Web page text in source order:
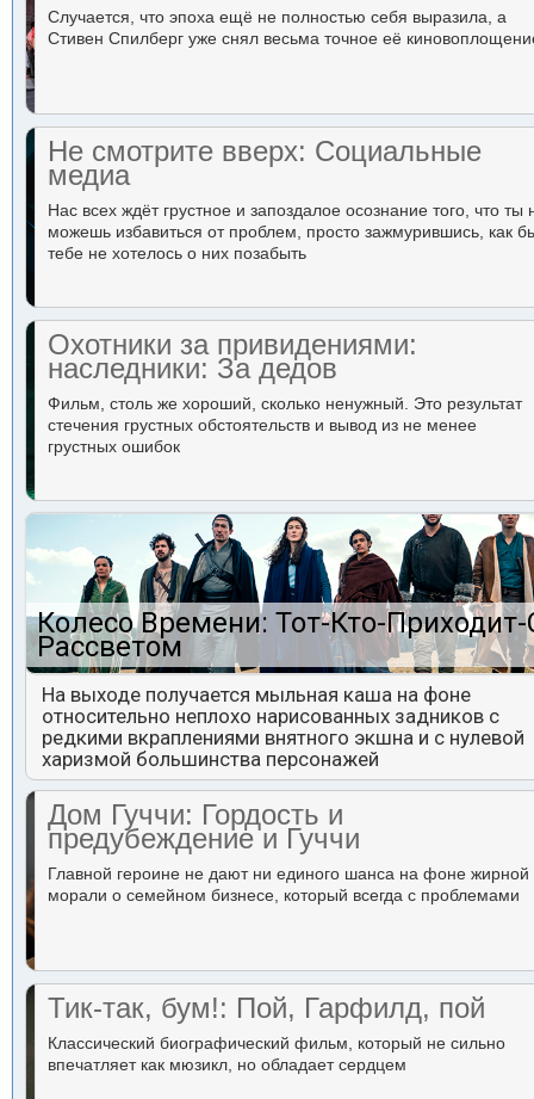
Случается, что эпоха ещё не полностью себя выразила, а
Стивен Спилберг уже снял весьма точное её
Не смотрите вверх: Социальные
медиа
Нас всех ждёт грустное и запоздалое осознание того, что ты
можешь избавиться от проблем, просто зажмурившись, как
тебе не хотелось о них позабыть
Охотники за привидениями:
наследники: За дедов
Фильм, столь же хороший, сколько ненужный. Это результат
стечения грустных обстоятельств и вывод из не менее
грустных ошибок
Колесо Времени: Тот-Кто-
Рассветом
На выходе получается мыльная каша на фоне
относительно неплохо нарисованных задников с
редкими вкраплениями внятного экшна и с нулевой
харизмой большинства персонажей
Дом Гуччи: Гордость и
предубеждение и Гуччи
Главной героине не дают ни единого шанса на фоне жирной
морали о семейном бизнесе, который всегда с проблемами
Тик-так, бум!: Пой, Гарфилд, пой
Классический биографический фильм, который не сильно
впечатляет как мюзикл, но обладает сердцем